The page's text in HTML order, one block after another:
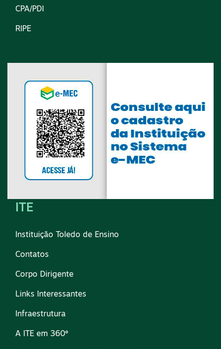
CPA/PDI
RIPE
ITE
Instituição Toledo de Ensino
Contatos
Corpo Dirigente
Links Interessantes
Infraestrutura
A ITE em 360º